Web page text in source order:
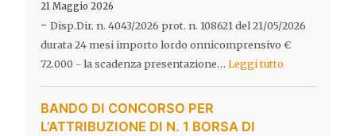
21 Maggio 2026
- Disp.Dir. n. 4043/2026 prot. n. 108621 del 21/05/2026
durata 24 mesi importo lordo onnicomprensivo €
72.000 - la scadenza presentazione…Leggi tutto
BANDO DI CONCORSO PER
L’ATTRIBUZIONE DI N. 1 BORSA DI